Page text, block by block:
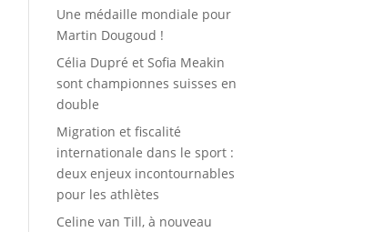
Une médaille mondiale pour
Martin Dougoud !
Célia Dupré et Sofia Meakin
sont championnes suisses en
double
Migration et fiscalité
internationale dans le sport :
deux enjeux incontournables
pour les athlètes
Celine van Till, à nouveau